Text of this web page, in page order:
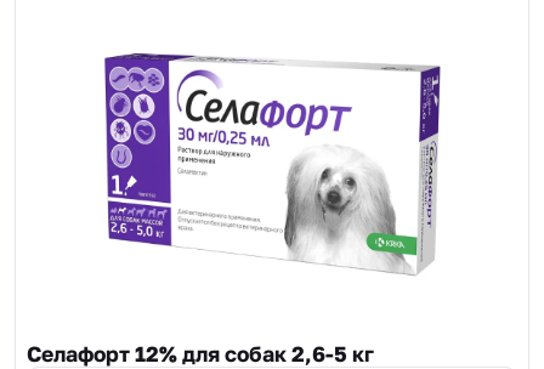
Селафорт 12% для собак 2,6-5 кг